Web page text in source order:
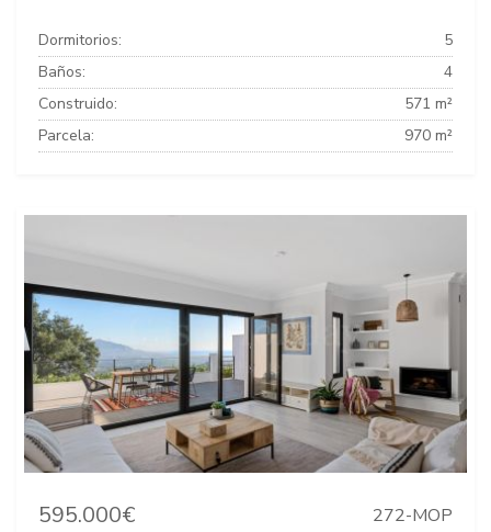
Dormitorios:
5
Baños:
4
Construido:
571 m²
Parcela:
970 m²
595.000€ 272-MOP